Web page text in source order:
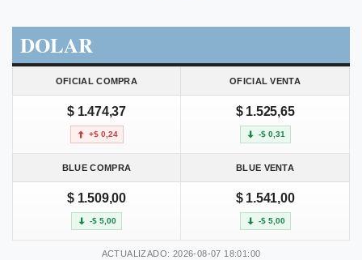
DOLAR
OFICIAL COMPRA OFICIAL VENTA
$ 1.474,37
+$ 0,24
$ 1.525,65
-$ 0,31
BLUE COMPRA BLUE VENTA
$ 1.509,00
-$ 5,00
$ 1.541,00
-$ 5,00
ACTUALIZADO: 2026-08-07 18:01:00